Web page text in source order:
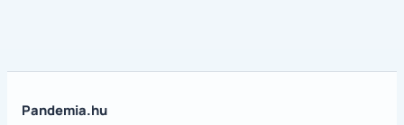
Pandemia.hu